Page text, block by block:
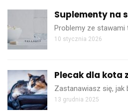
Suplementy na
Problemy ze
10 stycznia 2026
Plecak dla kota
Zastanawiasz się, jak
13 grudnia 2025